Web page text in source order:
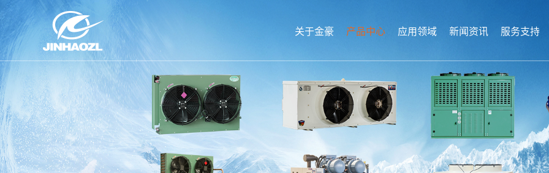
关于金豪 产品中心 应用领域 新闻资讯 服务支持